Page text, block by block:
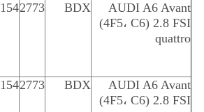
AUDI A6 Avant
(4F5، C6) 2.8 FSI
quattro
BDX
2773
154
AUDI A6 Avant
(4F5، C6) 2.8 FSI
BDX
2773
154